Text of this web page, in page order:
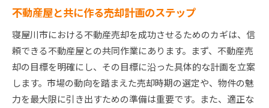
不動産屋と共に作る売却計画のステップ
寝屋川市における不動産売却を成功させるためのカギは、信
頼できる不動産屋との共同作業にあります。まず、不動産売
却の目標を明確にし、その目標に沿った具体的な計画を立案
します。市場の動向を踏まえた売却時期の選定や、物件の魅
力を最大限に引き出すための準備は重要です。また、適正な